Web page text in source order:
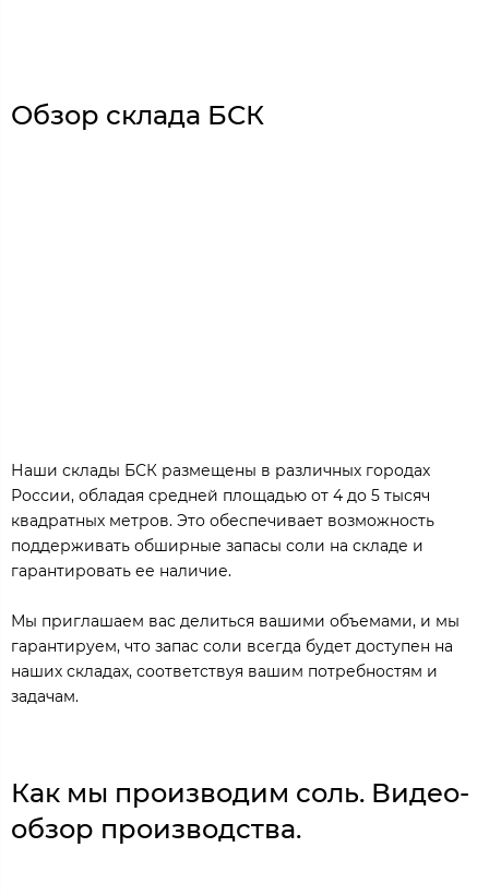
Обзор склада БСК
Наши склады БСК размещены в различных городах
России, обладая средней площадью от 4 до 5 тысяч
квадратных метров. Это обеспечивает возможность
поддерживать обширные запасы соли на складе и
гарантировать ее наличие.
Мы приглашаем вас делиться вашими объемами, и мы
гарантируем, что запас соли всегда будет доступен на
наших складах, соответствуя вашим потребностям и
задачам.
Как мы производим соль. Видео-
обзор производства.